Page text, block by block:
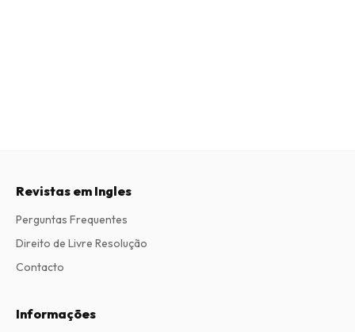
Revistas em Ingles
Perguntas Frequentes
Direito de Livre Resolução
Contacto
Informações